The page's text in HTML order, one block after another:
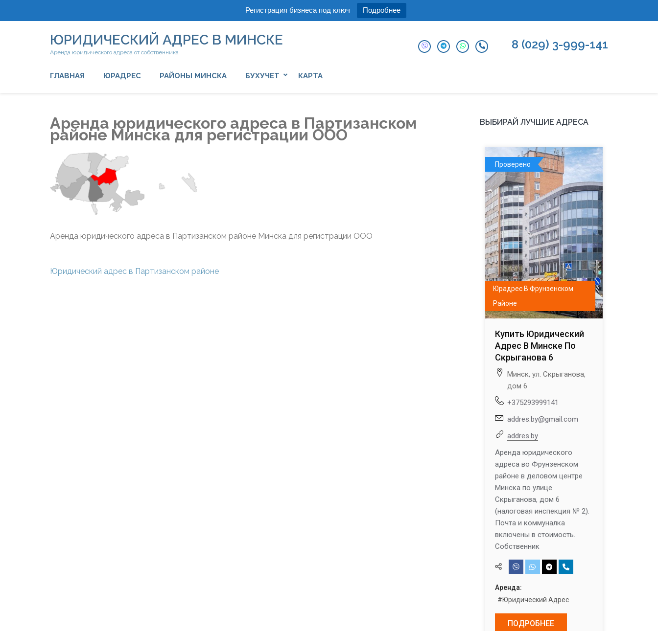
Регистрация бизнеса под ключ Подробнее
содержимому
ЮРИДИЧЕСКИЙ АДРЕС В МИНСКЕ
Аренда юридического адреса от собственника
8 (029) 3-999-141
ГЛАВНАЯ ЮРАДРЕС РАЙОНЫ МИНСКА БУХУЧЕТ КАРТА
Аренда юридического адреса в Партизанском
районе Минска для регистрации ООО
Аренда юридического адреса в Партизанском районе Минска для регистрации ООО
Навигация
Юридический адрес в Партизанском районе
ВЫБИРАЙ ЛУЧШИЕ АДРЕСА
Проверено
Юрадрес В Фрунзенском
Районе
Купить Юридический
Адрес В Минске По
Скрыганова 6
Минск, ул. Скрыганова,
дом 6
+375293999141
addres.by@gmail.com
addres.by
Аренда юридического
адреса во Фрунзенском
районе в деловом центре
Минска по улице
Скрыганова, дом 6
(налоговая инспекция № 2).
Почта и коммуналка
включены в стоимость.
Собственник
Аренда:
#Юридический Адрес
ПОДРОБНЕЕ